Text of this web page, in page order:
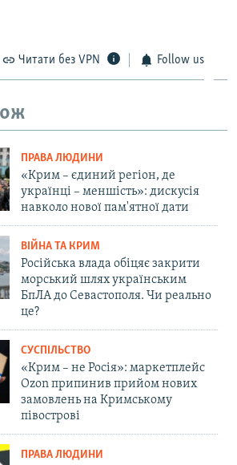
Читати без VPN Follow us
ПРАВА ЛЮДИНИ
«Крим – єдиний регіон, де
українці – меншість»: дискусія
навколо нової пам'ятної дати
ВІЙНА ТА КРИМ
Російська влада обіцяє закрити
морський шлях українським
БпЛА до Севастополя. Чи реально
це?
СУСПІЛЬСТВО
«Крим – не Росія»: маркетплейс
Ozon припинив прийом нових
замовлень на Кримському
півострові
ПРАВА ЛЮДИНИ